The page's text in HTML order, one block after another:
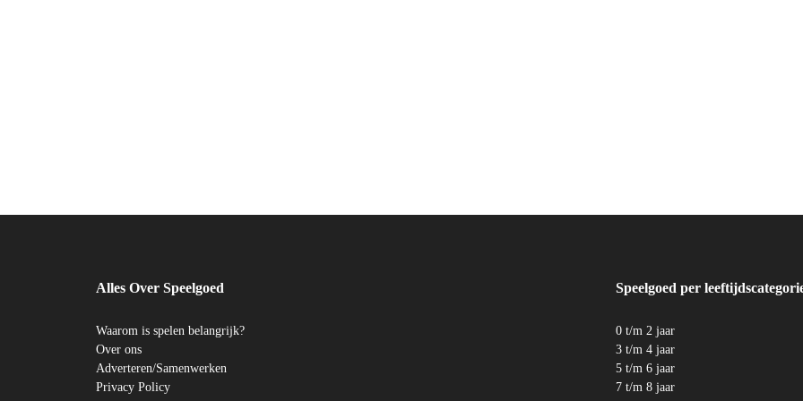
Alles Over Speelgoed
Waarom is spelen belangrijk?
Over ons
Adverteren/Samenwerken
Privacy Policy
Speelgoed per
0 t/m 2 jaar
3 t/m 4 jaar
5 t/m 6 jaar
7 t/m 8 jaar